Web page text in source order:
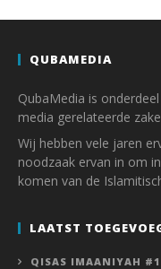
QUBAMEDIA
QubaMedia is
media gerelateerde
Wij hebben vele jaren
noodzaak ervan in om
komen van de
LAATST
QISAS IMAANIYAH